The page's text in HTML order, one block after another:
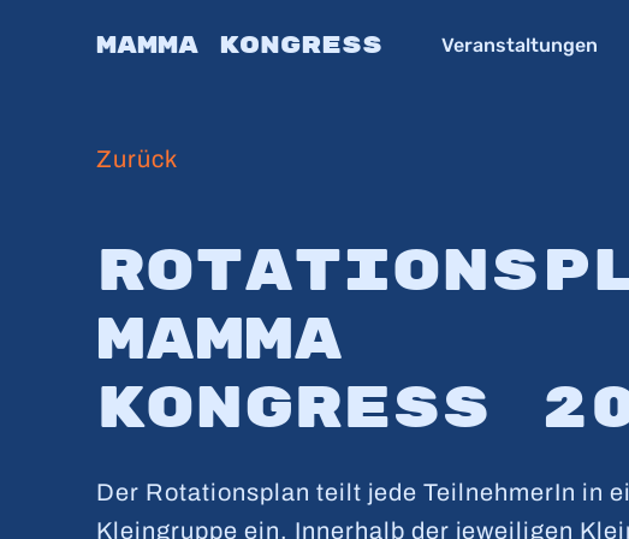
Mamma Kongress Veranstaltungen
Zurück
Mamma
Kongress
Der Rotationsplan teilt jede TeilnehmerIn in
Kleingruppe ein. Innerhalb der jeweiligen